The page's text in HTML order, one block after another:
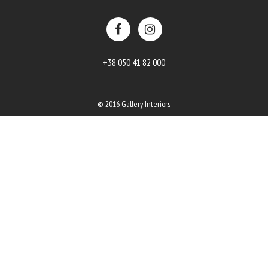
+38 050 41 82 000
© 2016 Gallery Interiors